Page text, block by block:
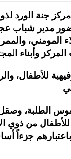
جنة الورد
بحضور مدير
المومني،
للأطفال،
الطلبة،
من ذوي